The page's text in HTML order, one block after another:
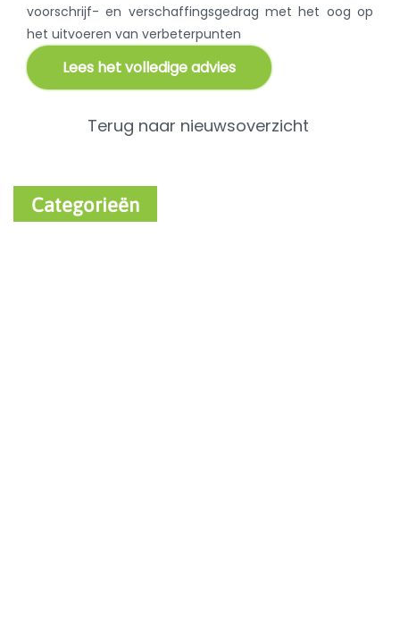
voorschrijf- en verschaffingsgedrag met het oog op
het uitvoeren van verbeterpunten
Lees het volledige advies
Terug naar nieuwsoverzicht
Categorieën